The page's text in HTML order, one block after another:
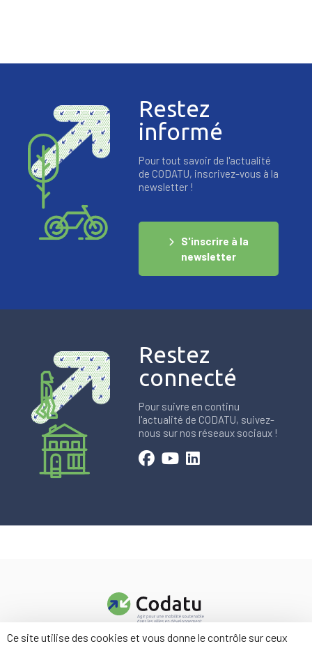
Restez
informé
Pour tout savoir de l'actualité
de CODATU, inscrivez-vous à la
newsletter !
S'inscrire à la
newsletter
Restez
connecté
Pour suivre en continu
l'actualité de CODATU, suivez-
nous sur nos réseaux sociaux !
Ce site utilise des cookies et vous donne le contrôle sur ceux